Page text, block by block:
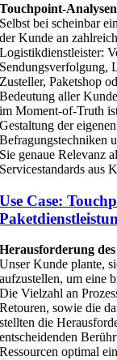
Touchpoint-
Selbst bei scheinbar
der Kunde an
Logistikdienstleister:
Sendungsverfolgung,
Zusteller, Paketshop
Bedeutung aller
im Moment-of-Truth
Gestaltung der
Befragungstechniken
Sie genaue Relevanz
Servicestandards aus
Use Case:
Herausforderung
Unser Kunde plante,
aufzustellen, um eine
Die Vielzahl an
Retouren, sowie die
stellten die
entscheidenden
Ressourcen optimal